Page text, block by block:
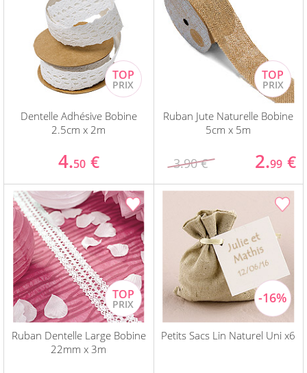
Dentelle Adhésive Bobine
2.5cm x 2m
4.50 €
Ruban Jute Naturelle Bobine
5cm x 5m
3.90 € 2.99 €
Ruban Dentelle Large Bobine
22mm x 3m
Petits Sacs Lin Naturel Uni x6